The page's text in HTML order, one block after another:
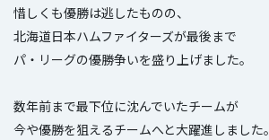
惜しくも優勝は逃したものの、
北海道日本ハムファイターズが最後まで
パ・リーグの優勝争いを盛り上げました。
数年前まで最下位に沈んでいたチームが
今や優勝を狙えるチームへと大躍進しました。